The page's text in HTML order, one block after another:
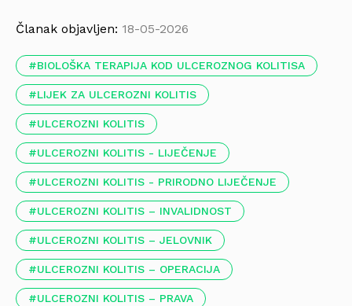
Članak objavljen: 18-05-2026
BIOLOŠKA TERAPIJA KOD ULCEROZNOG KOLITISA
LIJEK ZA ULCEROZNI KOLITIS
ULCEROZNI KOLITIS
ULCEROZNI KOLITIS - LIJEČENJE
ULCEROZNI KOLITIS - PRIRODNO LIJEČENJE
ULCEROZNI KOLITIS – INVALIDNOST
ULCEROZNI KOLITIS – JELOVNIK
ULCEROZNI KOLITIS – OPERACIJA
ULCEROZNI KOLITIS – PRAVA